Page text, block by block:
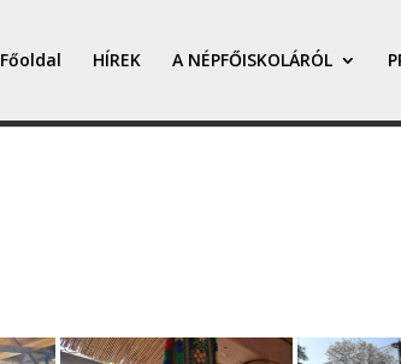
Főoldal HÍREK A NÉPFŐISKOLÁRÓL